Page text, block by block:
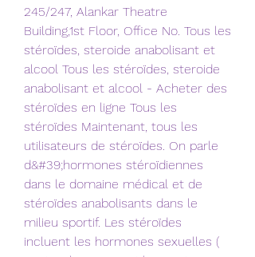
245/247, Alankar Theatre
Building,1st Floor, Office No. Tous les
stéroïdes, steroide anabolisant et
alcool Tous les stéroïdes, steroide
anabolisant et alcool - Acheter des
stéroïdes en ligne Tous les
stéroïdes Maintenant, tous les
utilisateurs de stéroïdes. On parle
d&#39;hormones stéroïdiennes
dans le domaine médical et de
stéroïdes anabolisants dans le
milieu sportif. Les stéroïdes
incluent les hormones sexuelles (